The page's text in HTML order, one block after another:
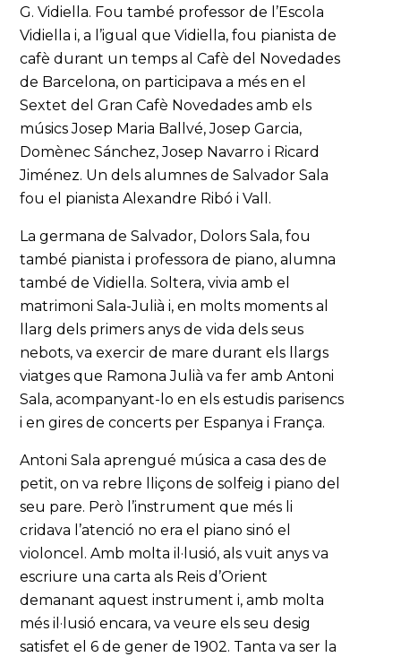
G. Vidiella. Fou també professor de l’Escola
Vidiella i, a l’igual que Vidiella, fou pianista de
cafè durant un temps al Cafè del Novedades
de Barcelona, on participava a més en el
Sextet del Gran Cafè Novedades amb els
músics Josep Maria Ballvé, Josep Garcia,
Domènec Sánchez, Josep Navarro i Ricard
Jiménez. Un dels alumnes de Salvador Sala
fou el pianista Alexandre Ribó i Vall.
La germana de Salvador, Dolors Sala, fou
també pianista i professora de piano, alumna
també de Vidiella. Soltera, vivia amb el
matrimoni Sala-Julià i, en molts moments al
llarg dels primers anys de vida dels seus
nebots, va exercir de mare durant els llargs
viatges que Ramona Julià va fer amb Antoni
Sala, acompanyant-lo en els estudis parisencs
i en gires de concerts per Espanya i França.
Antoni Sala aprengué música a casa des de
petit, on va rebre lliçons de solfeig i piano del
seu pare. Però l’instrument que més li
cridava l’atenció no era el piano sinó el
violoncel. Amb molta il·lusió, als vuit anys va
escriure una carta als Reis d’Orient
demanant aquest instrument i, amb molta
més il·lusió encara, va veure els seu desig
satisfet el 6 de gener de 1902. Tanta va ser la